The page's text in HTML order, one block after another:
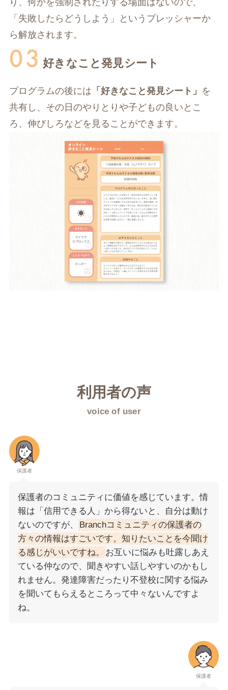
り、何かを強制されたりする場面はないので、
「失敗したらどうしよう」というプレッシャーか
ら解放されます。
好きなこと発見シート
プログラムの後には 「好きなこと発見シート」 を
共有し、その日のやりとりや子どもの良いとこ
ろ、伸びしろなどを見ることができます。
利用者の声
voice of user
保護者
保護者のコミュニティに価値を感じています。情
報は「信用できる人」から得ないと、自分は動け
ないのですが、
Branchコミュニティの保護者の
方々の情報はすごいです。知りたいことを今聞け
る感じがいいですね。お互いに悩みも吐露しあえ
ている仲なので、聞きやすい話しやすいのかもし
れません。発達障害だったり不登校に関する悩み
を聞いてもらえるところって中々ないんですよ
ね。
保護者